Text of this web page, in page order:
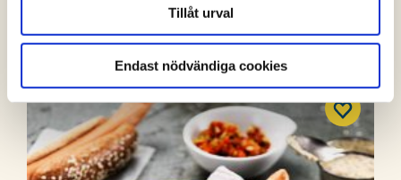
Tillåt urval
Endast nödvändiga cookies